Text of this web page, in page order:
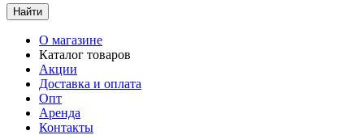
Найти
О магазине
Каталог товаров
Акции
Доставка и оплата
Опт
Аренда
Контакты